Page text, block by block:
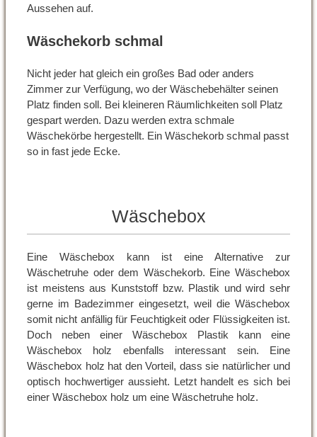
Aussehen auf.
Wäschekorb schmal
Nicht jeder hat gleich ein großes Bad oder anders
Zimmer zur Verfügung, wo der Wäschebehälter seinen
Platz finden soll. Bei kleineren Räumlichkeiten soll Platz
gespart werden. Dazu werden extra schmale
Wäschekörbe hergestellt. Ein Wäschekorb schmal passt
so in fast jede Ecke.
Wäschebox
Eine Wäschebox kann ist eine Alternative zur
Wäschetruhe oder dem Wäschekorb. Eine Wäschebox
ist meistens aus Kunststoff bzw. Plastik und wird sehr
gerne im Badezimmer eingesetzt, weil die Wäschebox
somit nicht anfällig für Feuchtigkeit oder Flüssigkeiten ist.
Doch neben einer Wäschebox Plastik kann eine
Wäschebox holz ebenfalls interessant sein. Eine
Wäschebox holz hat den Vorteil, dass sie natürlicher und
optisch hochwertiger aussieht. Letzt handelt es sich bei
einer Wäschebox holz um eine Wäschetruhe holz.